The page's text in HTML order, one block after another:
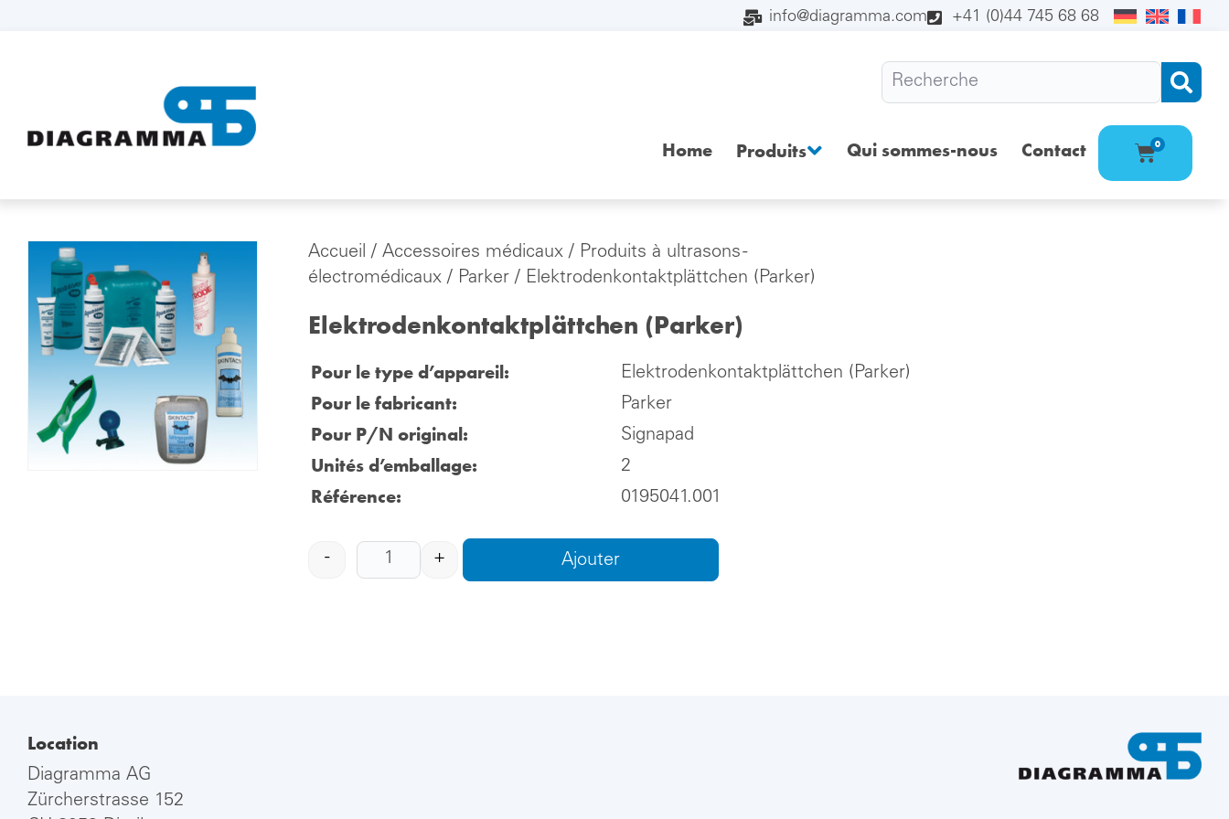
info@diagramma.com +41 (0)44 745 68 68
Home Produits Qui sommes-nous Contact 0
Accueil /Accessoires médicaux / Produits à ultrasons -
électromédicaux / Parker / Elektrodenkontaktplättchen (Parker)
Elektrodenkontaktplättchen (Parker)
Pour le type d’appareil: Elektrodenkontaktplättchen (Parker)
Pour le fabricant: Parker
Pour P/N original: Signapad
Unités d’emballage: 2
Référence: 0195041.001
- + Ajouter
Location
Diagramma AG
Zürcherstrasse 152